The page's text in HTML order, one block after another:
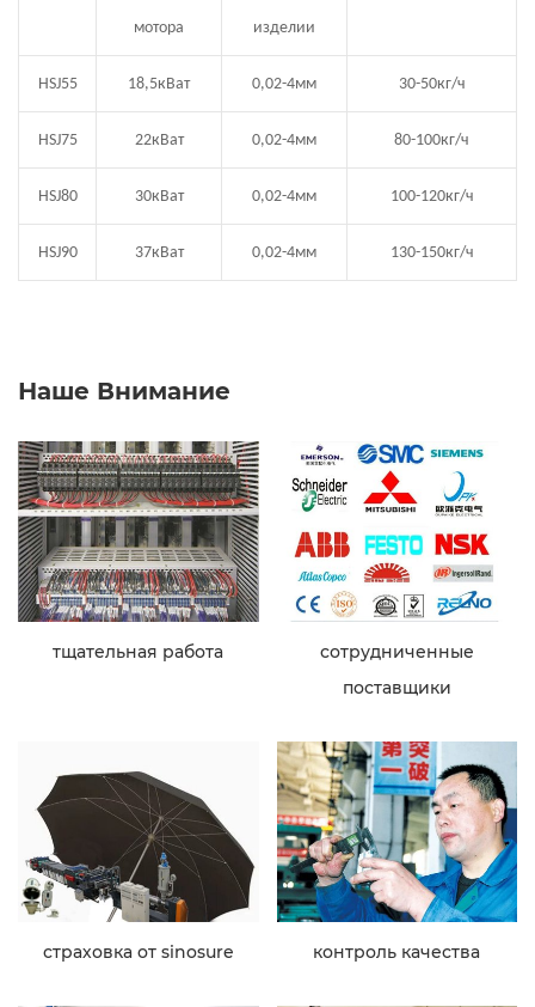
мотора
изделии
HSJ55 18,5кВат 0,02-4мм 30-50кг/ч
HSJ75 22кВат 0,02-4мм 80-100кг/ч
HSJ80 30кВат 0,02-4мм 100-120кг/ч
HSJ90 37кВат 0,02-4мм 130-150кг/ч
Наше Внимание
тщательная работа
сотрудниченные
поставщики
страховка от sinosure контроль качества